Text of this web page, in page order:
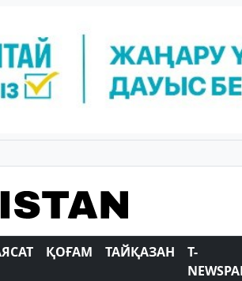
ҚОҒАМ ТАЙҚАЗАН
T-